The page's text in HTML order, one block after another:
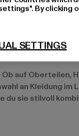
auf Oberteilen,
an Kleidung
du sie stilvoll
By clicking
SETTINGS